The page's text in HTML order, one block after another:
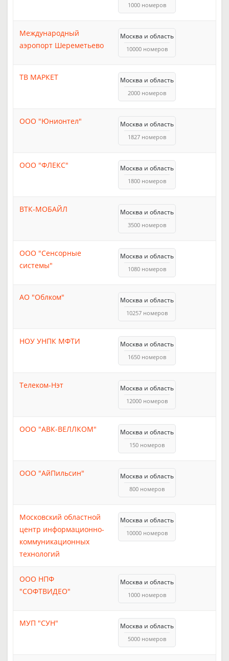
1000 номеров
Международный
аэропорт Шереметьево
Москва и область
10000 номеров
ТВ МАРКЕТ Москва и область
2000 номеров
ООО "Юнионтел" Москва и область
1827 номеров
ООО "ФЛЕКС" Москва и область
1800 номеров
ВТК-МОБАЙЛ Москва и область
3500 номеров
ООО "Сенсорные
системы"
Москва и область
1080 номеров
АО "Облком" Москва и область
10257 номеров
НОУ УНПК МФТИ Москва и область
1650 номеров
Телеком-Нэт Москва и область
12000 номеров
ООО "АВК-ВЕЛЛКОМ" Москва и область
150 номеров
ООО "АйПильсин" Москва и область
800 номеров
Московский областной
центр информационно-
коммуникационных
технологий
Москва и область
10000 номеров
ООО НПФ
"СОФТВИДЕО"
Москва и область
1000 номеров
МУП "СУН" Москва и область
5000 номеров